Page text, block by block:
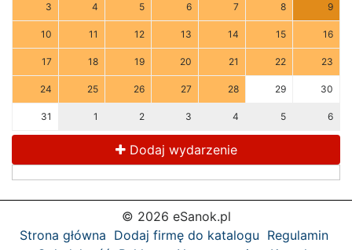
3 4 5 6 7 8 9
10 11 12 13 14 15 16
17 18 19 20 21 22 23
24 25 26 27 28 29 30
31 1 2 3 4 5 6
Dodaj wydarzenie
© 2026 eSanok.pl
Strona główna Dodaj firmę do katalogu Regulamin